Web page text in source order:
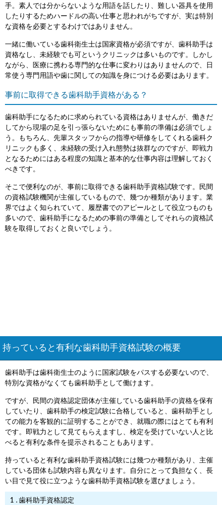
手。素人では分からないような用語を話したり、難しい器具を使用
したりするためハードルの高い仕事と思われがちですが、実は特別
な資格を必要とするわけではありません。
一緒に働いている歯科衛生士は国家資格が必須ですが、歯科助手は
資格なし、未経験でも可というクリニックは多いものです。しかし
ながら、医療に携わる専門的な仕事に変わりはありませんので、日
常使う専門用語や歯に関しての知識を身につける必要はあります。
事前に取得できる歯科助手資格がある？
歯科助手になるために求められている資格はありませんが、働きだ
してから現場の足を引っ張らないためにも事前の準備は必須でしょ
う。もちろん、先輩スタッフからの指導や研修をしてくれる歯科ク
リニックも多く、未経験の受け入れ態勢は抜群なのですが、即戦力
となるためにはある程度の知識と基本的な仕事内容は理解しておく
べきです。
そこで便利なのが、事前に取得できる歯科助手資格試験です。民間
の資格試験機関が主催しているもので、幾つか種類があります。業
界ではよく知られていて、履歴書でのアピールとして役立つものも
多いので、歯科助手になるための事前の準備としてそれらの資格試
験を取得しておくと良いでしょう。
持っていると有利な歯科助手資格試験の概要
歯科助手は歯科衛生士のように国家試験をパスする必要ないので、
特別な資格がなくても歯科助手として働けます。
ですが、民間の資格認定団体が主催している歯科助手の資格を保有
していたり、歯科助手の検定試験に合格していると、歯科助手とし
ての能力を客観的に証明することができ、就職の際にはとても有利
です。即戦力として見てもらえますし、検定を受けていない人と比
べると有利な条件を提示されることもあります。
持っていると有利な歯科助手資格試験には幾つか種類があり、主催
している団体も試験内容も異なります。自分にとって負担なく、長
い目で見て役に立つような歯科助手資格試験を選びましょう。
歯科助手資格認定